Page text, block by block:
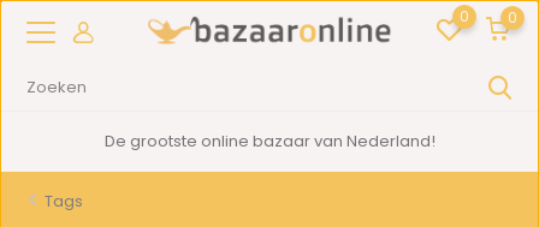
0 0
De grootste online bazaar van Nederland!
Tags